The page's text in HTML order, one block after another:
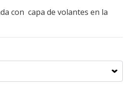
con capa de volantes en la